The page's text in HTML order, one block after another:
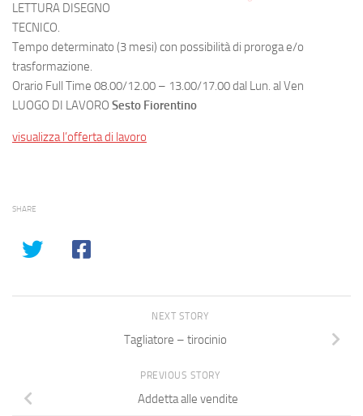
LETTURA DISEGNO
TECNICO.
Tempo determinato (3 mesi) con possibilità di proroga e/o
trasformazione.
Orario Full Time 08.00/12.00 – 13.00/17.00 dal Lun. al Ven
LUOGO DI LAVORO Sesto Fiorentino
visualizza l’offerta di lavoro
SHARE
NEXT STORY
Tagliatore – tirocinio
PREVIOUS STORY
Addetta alle vendite